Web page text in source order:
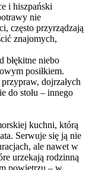
i hiszpański
nie
często przyrządzają
znajomych,
błękitne niebo
posiłkiem.
dojrzałych
do stołu – innego
kuchni, którą
Serwuje się ją nie
ale nawet w
urzekają rodzinną
powietrzu – w